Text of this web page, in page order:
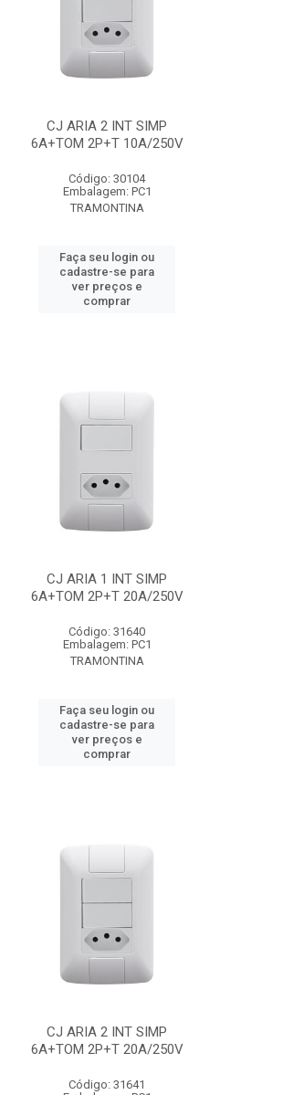
CJ ARIA 2 INT SIMP
6A+TOM 2P+T 10A/250V
Código: 30104
Embalagem: PC1
TRAMONTINA
Faça seu login ou
cadastre-se para
ver preços e
comprar
CJ ARIA 1 INT SIMP
6A+TOM 2P+T 20A/250V
Código: 31640
Embalagem: PC1
TRAMONTINA
Faça seu login ou
cadastre-se para
ver preços e
comprar
CJ ARIA 2 INT SIMP
6A+TOM 2P+T 20A/250V
Código: 31641